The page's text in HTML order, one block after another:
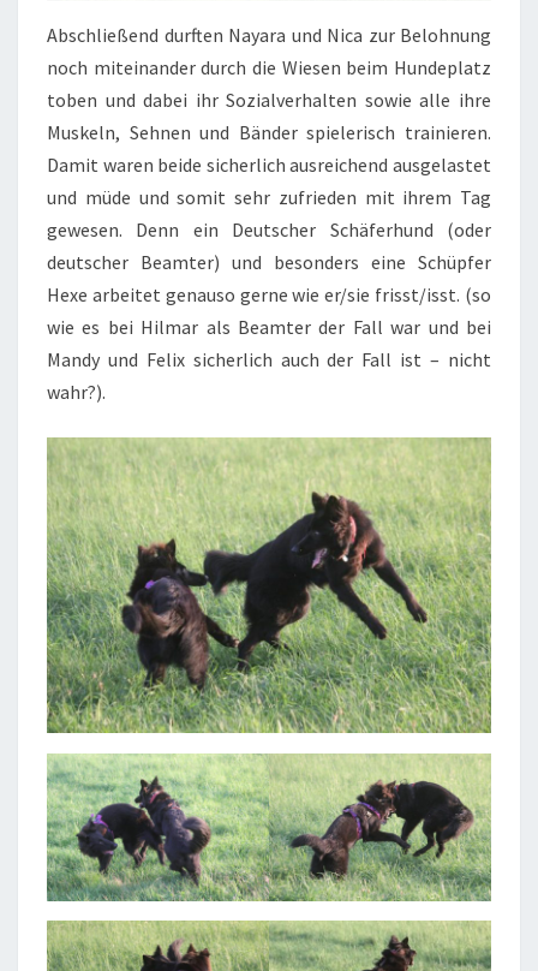
Abschließend durften Nayara und Nica zur Belohnung
noch miteinander durch die Wiesen beim Hundeplatz
toben und dabei ihr Sozialverhalten sowie alle ihre
Muskeln, Sehnen und Bänder spielerisch trainieren.
Damit waren beide sicherlich ausreichend ausgelastet
und müde und somit sehr zufrieden mit ihrem Tag
gewesen. Denn ein Deutscher Schäferhund (oder
deutscher Beamter) und besonders eine Schüpfer
Hexe arbeitet genauso gerne wie er/sie frisst/isst. (so
wie es bei Hilmar als Beamter der Fall war und bei
Mandy und Felix sicherlich auch der Fall ist – nicht
wahr?).